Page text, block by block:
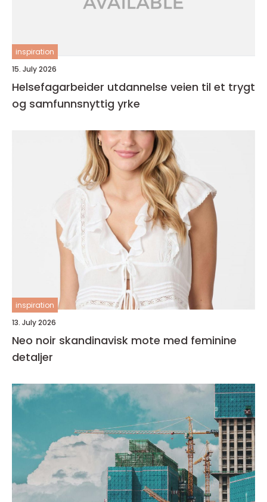
inspiration
15. July 2026
Helsefagarbeider utdannelse veien til et trygt
og samfunnsnyttig yrke
inspiration
13. July 2026
Neo noir skandinavisk mote med feminine
detaljer